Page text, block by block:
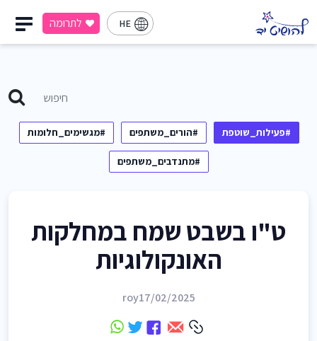
HE לתרומה
#פעילות_שוטפת #הורים_משתפים #מגשימים_חלומות
#מתנדבים_משתפים
ט"ו בשבט שמח במחלקות
האונקולוגיות
roy17/02/2025